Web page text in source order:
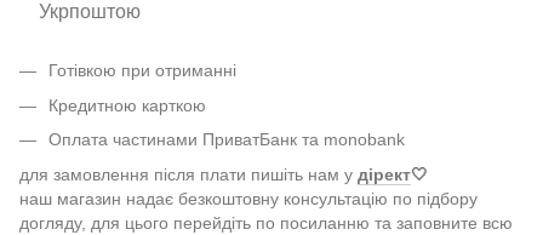
Укрпоштою
Готівкою при отриманні
Кредитною карткою
Оплата частинами ПриватБанк та monobank
для замовлення після плати пишіть нам у дірект🤍
наш магазин надає безкоштовну консультацію по підбору
догляду, для цього перейдіть по посиланню та заповните всю